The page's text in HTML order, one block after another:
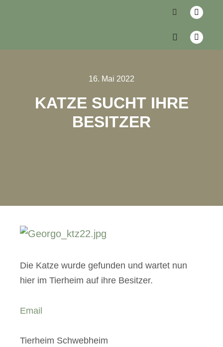
16. Mai 2022
KATZE SUCHT IHRE
BESITZER
Die Katze wurde gefunden und wartet nun
hier im Tierheim auf ihre Besitzer.
Email
Tierheim Schwebheim